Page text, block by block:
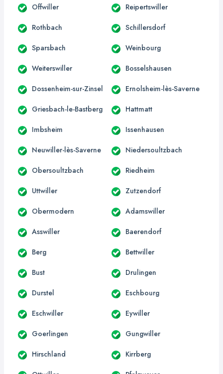
Offwiller Reipertswiller
Rothbach Schillersdorf
Sparsbach Weinbourg
Weiterswiller Bosselshausen
Dossenheim-sur-Zinsel Ernolsheim-lès-Saverne
Griesbach-le-Bastberg Hattmatt
Imbsheim Issenhausen
Neuwiller-lès-Saverne Niedersoultzbach
Obersoultzbach Riedheim
Uttwiller Zutzendorf
Obermodern Adamswiller
Asswiller Baerendorf
Berg Bettwiller
Bust Drulingen
Durstel Eschbourg
Eschwiller Eywiller
Goerlingen Gungwiller
Hirschland Kirrberg